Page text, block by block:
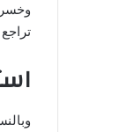
تراجع الدولار